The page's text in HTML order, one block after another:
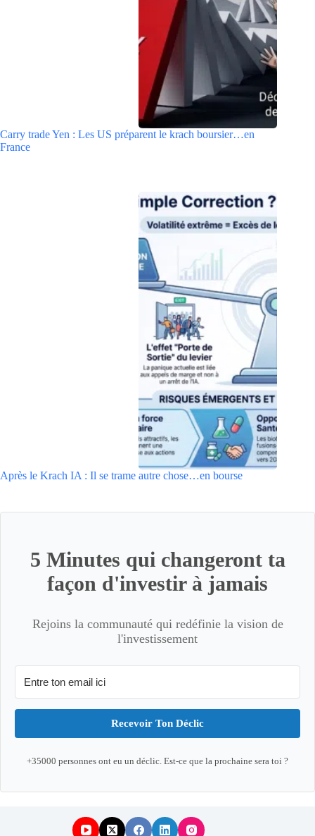
Carry trade Yen : Les US préparent le krach boursier…en
France
Après le Krach IA : Il se trame autre chose…en bourse
5 Minutes qui changeront ta
façon d'investir à jamais
Rejoins la communauté qui redéfinie la vision de
l'investissement
Recevoir Ton Déclic
+35000 personnes ont eu un déclic. Est-ce que la prochaine sera toi ?